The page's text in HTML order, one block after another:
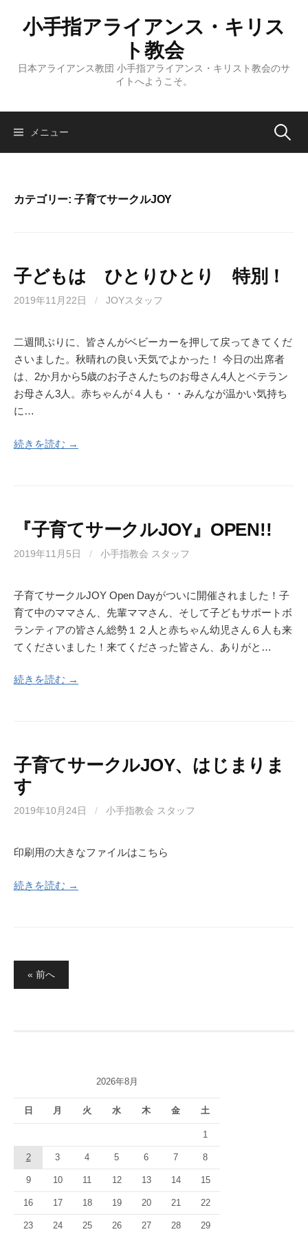
ス
小手指アライアンス・キリス
ト教会
日本アライアンス教団 小手指アライアンス・キリスト教会のサ
イトへようこそ。
メニュー 検
カテゴリー: 子育てサークルJOY
子どもは ひとりひとり 特別！
2019年11月22日 / JOYスタッフ
二週間ぶりに、皆さんがベビーカーを押して戻ってきてくだ
さいました。秋晴れの良い天気でよかった！ 今日の出席者
は、2か月から5歳のお子さんたちのお母さん4人とベテラン
お母さん3人。赤ちゃんが４人も・・みんなが温かい気持ち
に…
続きを読む →
『子育てサークルJOY』OPEN!!
2019年11月5日 / 小手指教会 スタッフ
子育てサークルJOY Open Dayがついに開催されました！子
育て中のママさん、先輩ママさん、そして子どもサポートボ
ランティアの皆さん総勢１２人と赤ちゃん幼児さん６人も来
てくださいました！来てくださった皆さん、ありがと…
続きを読む →
子育てサークルJOY、はじまりま
す
2019年10月24日 / 小手指教会 スタッフ
印刷用の大きなファイルはこちら
続きを読む →
稿
り
« 前へ
2026年8月
日 月 火 水 木 金 土
1
2 3 4 5 6 7 8
9 10 11 12 13 14 15
16 17 18 19 20 21 22
23 24 25 26 27 28 29